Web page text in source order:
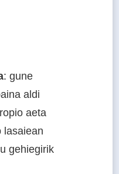
: gune
aldi
aeta
lasaiean
gehiegirik